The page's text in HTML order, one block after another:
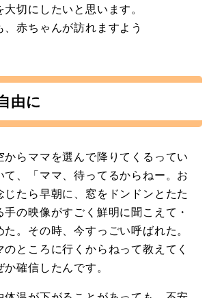
切にしたいと思います。
赤ちゃんが訪れますよう
由に
らママを選んで降りてくるってい
て、「ママ、待ってるからねー。お
じたら早朝に、窓をドンドンとたた
手の映像がすごく鮮明に聞こえて・
。その時、今すっごい呼ばれた。
ところに行くからねって教えてく
確信したんです。